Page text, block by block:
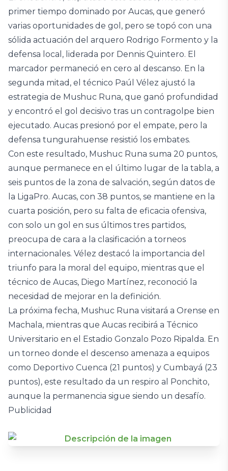
primer tiempo dominado por Aucas, que generó
varias oportunidades de gol, pero se topó con una
sólida actuación del arquero Rodrigo Formento y la
defensa local, liderada por Dennis Quintero. El
marcador permaneció en cero al descanso. En la
segunda mitad, el técnico Paúl Vélez ajustó la
estrategia de Mushuc Runa, que ganó profundidad
y encontró el gol decisivo tras un contragolpe bien
ejecutado. Aucas presionó por el empate, pero la
defensa tungurahuense resistió los embates.
Con este resultado, Mushuc Runa suma 20 puntos,
aunque permanece en el último lugar de la tabla, a
seis puntos de la zona de salvación, según datos de
la LigaPro. Aucas, con 38 puntos, se mantiene en la
cuarta posición, pero su falta de eficacia ofensiva,
con solo un gol en sus últimos tres partidos,
preocupa de cara a la clasificación a torneos
internacionales. Vélez destacó la importancia del
triunfo para la moral del equipo, mientras que el
técnico de Aucas, Diego Martínez, reconoció la
necesidad de mejorar en la definición.
La próxima fecha, Mushuc Runa visitará a Orense en
Machala, mientras que Aucas recibirá a Técnico
Universitario en el Estadio Gonzalo Pozo Ripalda. En
un torneo donde el descenso amenaza a equipos
como Deportivo Cuenca (21 puntos) y Cumbayá (23
puntos), este resultado da un respiro al Ponchito,
aunque la permanencia sigue siendo un desafío.
Publicidad